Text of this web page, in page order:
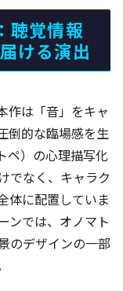
聴覚情報
ける演出
作は「音」をキャ
倒的な臨場感を生
ペ）の心理描写化
でなく、キャラク
体に配置していま
ンでは、オノマト
のデザインの一部